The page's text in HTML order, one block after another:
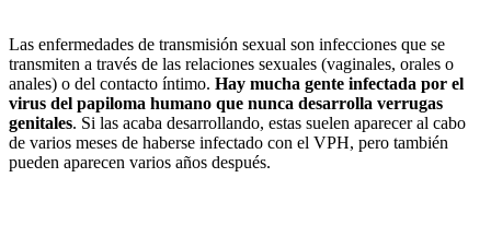
Las enfermedades de transmisión sexual son infecciones que se
transmiten a través de las relaciones sexuales (vaginales, orales o
anales) o del contacto íntimo. Hay mucha gente infectada por el
virus del papiloma humano que nunca desarrolla verrugas
genitales. Si las acaba desarrollando, estas suelen aparecer al cabo
de varios meses de haberse infectado con el VPH, pero también
pueden aparecen varios años después.